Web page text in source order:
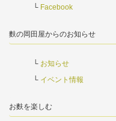
Facebook
麩の岡田屋からのお知らせ
お知らせ
イベント情報
お麩を楽しむ